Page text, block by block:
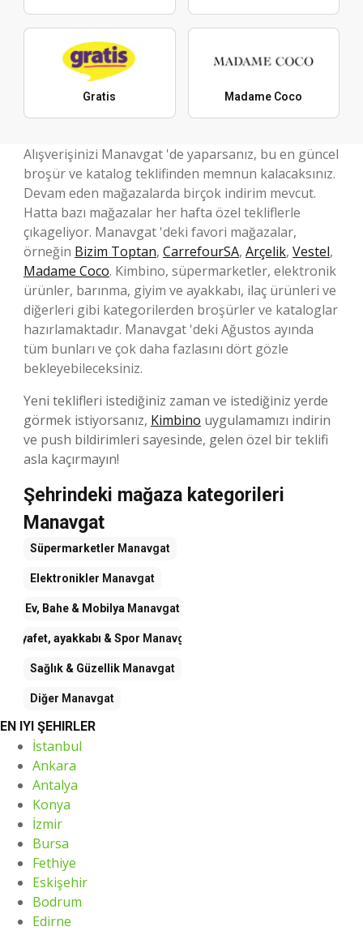
Gratis Madame Coco
Alışverişinizi Manavgat 'de yaparsanız, bu en güncel
broşür ve katalog teklifinden memnun kalacaksınız.
Devam eden mağazalarda birçok indirim mevcut.
Hatta bazı mağazalar her hafta özel tekliflerle
çıkageliyor. Manavgat 'deki favori mağazalar,
örneğin Bizim Toptan, CarrefourSA, Arçelik, Vestel,
Madame Coco. Kimbino, süpermarketler, elektronik
ürünler, barınma, giyim ve ayakkabı, ilaç ürünleri ve
diğerleri gibi kategorilerden broşürler ve kataloglar
hazırlamaktadır. Manavgat 'deki Ağustos ayında
tüm bunları ve çok daha fazlasını dört gözle
bekleyebileceksiniz.
Yeni teklifleri istediğiniz zaman ve istediğiniz yerde
görmek istiyorsanız, Kimbino uygulamamızı indirin
ve push bildirimleri sayesinde, gelen özel bir teklifi
asla kaçırmayın!
Şehrindeki mağaza kategorileri
Manavgat
Süpermarketler Manavgat
Elektronikler Manavgat
Ev, Bahe & Mobilya Manavgat
Kıyafet, ayakkabı & Spor Manavgat
Sağlık & Güzellik Manavgat
Diğer Manavgat
EN IYI ŞEHIRLER
İstanbul
Ankara
Antalya
Konya
İzmir
Bursa
Fethiye
Eskişehir
Bodrum
Edirne